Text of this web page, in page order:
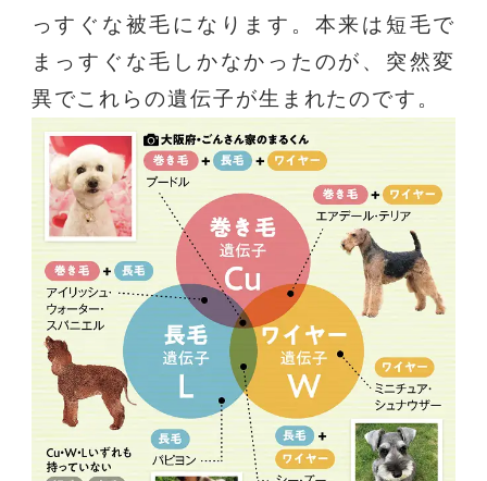
っすぐな被毛になります。本来は短毛で
まっすぐな毛しかなかったのが、突然変
異でこれらの遺伝子が生まれたのです。